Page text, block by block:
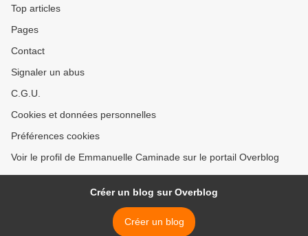
Top articles
Pages
Contact
Signaler un abus
C.G.U.
Cookies et données personnelles
Préférences cookies
Voir le profil de Emmanuelle Caminade sur le portail Overblog
Créer un blog sur Overblog
Créer un blog